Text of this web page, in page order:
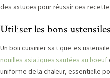
des astuces pour réussir ces
Utiliser les bons ustensiles
Un bon cuisinier sait que les
nouilles asiatiques sautées au boeuf
uniforme de la chaleur, essentielle